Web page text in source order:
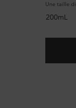
Une taille
200mL